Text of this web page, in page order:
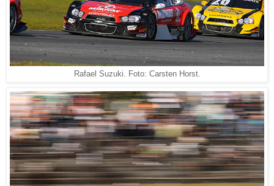
Rafael Suzuki. Foto: Carsten Horst.